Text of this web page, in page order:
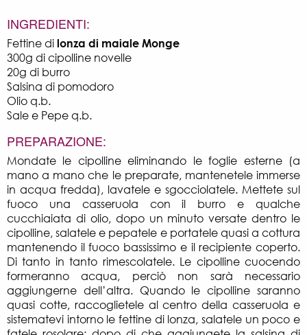
INGREDIENTI:
Fettine di lonza di maiale Monge
300g di cipolline novelle
20g di burro
Salsina di pomodoro
Olio q.b.
Sale e Pepe q.b.
PREPARAZIONE:
Mondate le cipolline eliminando le foglie esterne (a
mano a mano che le preparate, mantenetele immerse
in acqua fredda), lavatele e sgocciolatele. Mettete sul
fuoco una casseruola con il burro e qualche
cucchiaiata di olio, dopo un minuto versate dentro le
cipolline, salatele e pepatele e portatele quasi a cottura
mantenendo il fuoco bassissimo e il recipiente coperto.
Di tanto in tanto rimescolatele. Le cipolline cuocendo
formeranno acqua, perciò non sarà necessario
aggiungerne dell’altra. Quando le cipolline saranno
quasi cotte, raccoglietele al centro della casseruola e
sistematevi intorno le fettine di lonza, salatele un poco e